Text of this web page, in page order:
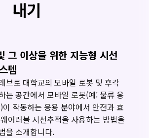
내기
그 이상을 위한 지능형 시선
템
브로 대학교의 모바일 로봇 및 후각
는 공간에서 모바일 로봇(예: 물류 응
작동하는 응용 분야에서 안전과 효
어러블 시선추적을 사용하는 방법을
을 소개합니다.